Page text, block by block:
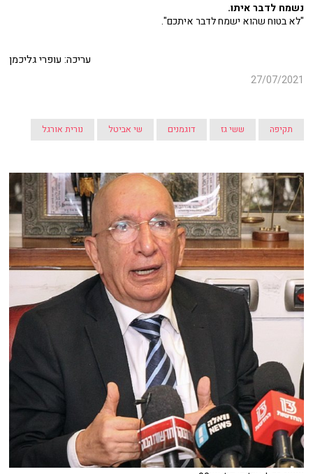
נשמח לדבר איתו.
"לא בטוח שהוא ישמח לדבר איתכם".
עריכה: עופרי גליכמן
27/07/2021
תקיפה ששי גז דוגמנים שי אביטל נורית אורגל